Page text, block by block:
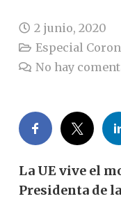
2 junio, 2020
Especial
No hay
La UE vive el
Presidenta de